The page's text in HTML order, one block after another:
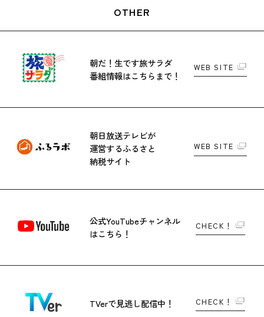
OTHER
朝だ！生です旅サラダ
番組情報はこちらまで！
WEB SITE
朝日放送テレビが
運営するふるさと
納税サイト
WEB SITE
公式YouTubeチャンネル
はこちら！
CHECK！
TVerで見逃し配信中！ CHECK！